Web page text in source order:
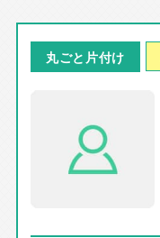
丸ごと片付け